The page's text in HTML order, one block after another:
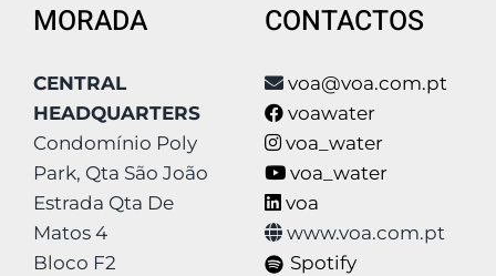
MORADA
CENTRAL
HEADQUARTERS
Condomínio Poly
Park, Qta São João
Estrada Qta De
Matos 4
Bloco F2
CONTACTOS
voa@voa.com.pt
voawater
voa_water
voa_water
voa
www.voa.com.pt
Spotify